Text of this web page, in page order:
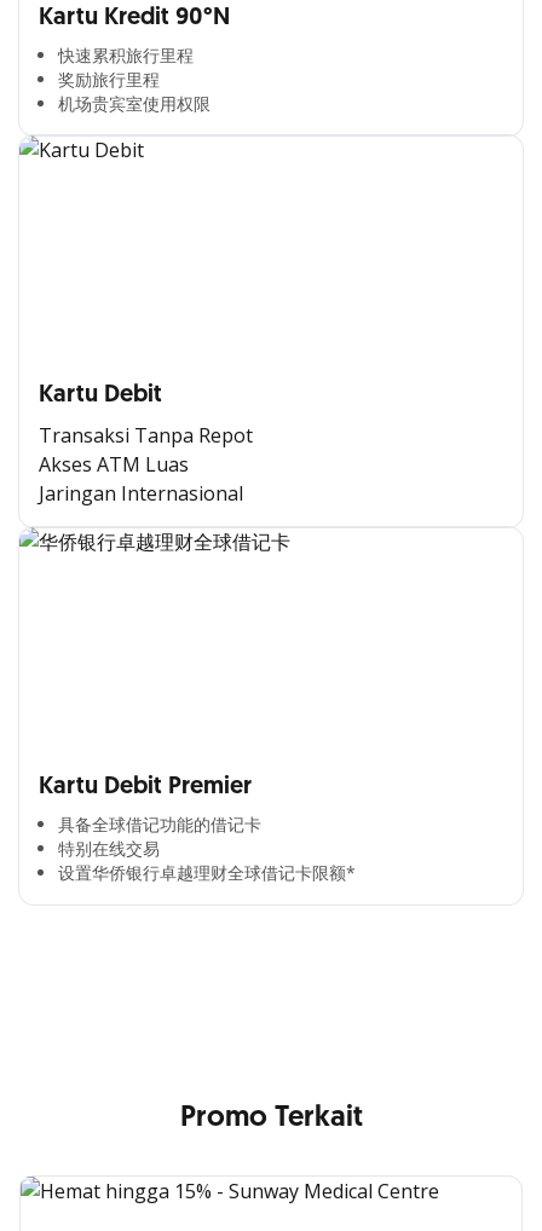
Kartu Kredit 90°N
快速累积旅行里程​
奖励旅行里程​
机场贵宾室使用权限​
Kartu Debit
Transaksi Tanpa Repot
Akses ATM Luas
Jaringan Internasional
Kartu Debit Premier
具备全球借记功能的借记卡​
特别在线交易​
设置华侨银行卓越理财全球借记卡限额*​
Cross Selling Banner Global
Promo Terkait